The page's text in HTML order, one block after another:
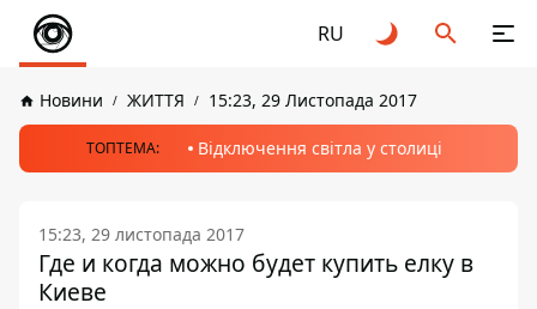
RU
Новини ЖИТТЯ 15:23, 29 Листопада 2017
ТОПТЕМА: Відключення світла у столиці
15:23, 29 листопада 2017
Где и когда можно будет купить елку в
Киеве